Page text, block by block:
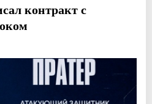
контракт с